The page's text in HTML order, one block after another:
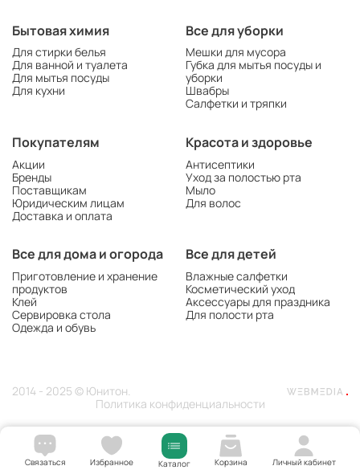
Связаться Избранное Каталог Корзина Личный кабинет
Бытовая химия
Для стирки белья
Для ванной и туалета
Для мытья посуды
Для кухни
Все для уборки
Мешки для мусора
Губка для мытья посуды и
уборки
Швабры
Салфетки и тряпки
Покупателям
Акции
Бренды
Поставщикам
Юридическим лицам
Доставка и оплата
Красота и здоровье
Антисептики
Уход за полостью рта
Мыло
Для волос
Все для дома и огорода
Приготовление и хранение
продуктов
Клей
Сервировка стола
Одежда и обувь
Все для детей
Влажные салфетки
Косметический уход
Аксессуары для праздника
Для полости рта
2014 - 2025 © Юнитон.
Политика конфиденциальности